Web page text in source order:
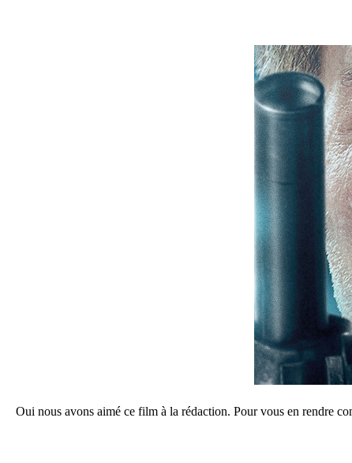
Oui nous avons aimé ce film à la rédaction. Pour vous en rendre